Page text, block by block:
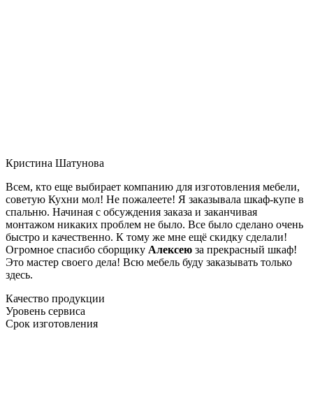
Кристина Шатунова
Всем, кто еще выбирает компанию для изготовления мебели,
советую Кухни мол! Не пожалеете! Я заказывала шкаф-купе в
спальню. Начиная с обсуждения заказа и заканчивая
монтажом никаких проблем не было. Все было сделано очень
быстро и качественно. К тому же мне ещё скидку сделали!
Огромное спасибо сборщику Алексею за прекрасный шкаф!
Это мастер своего дела! Всю мебель буду заказывать только
здесь.
Качество продукции
Уровень сервиса
Срок изготовления